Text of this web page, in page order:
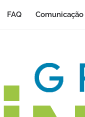
FAQ Comunicação